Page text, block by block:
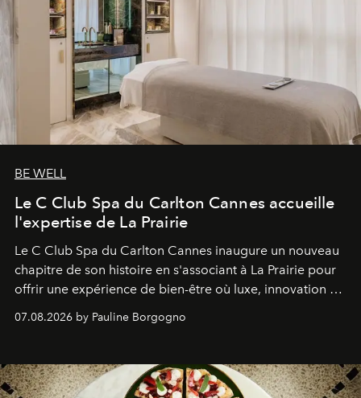
BE WELL
Le C Club Spa du Carlton Cannes accueille
l'expertise de La Prairie
Le C Club Spa du Carlton Cannes inaugure un nouveau
chapitre de son histoire en s'associant à La Prairie pour
offrir une expérience de bien-être où luxe, innovation et
expertise se rencontrent.
07.08.2026 by Pauline Borgogno